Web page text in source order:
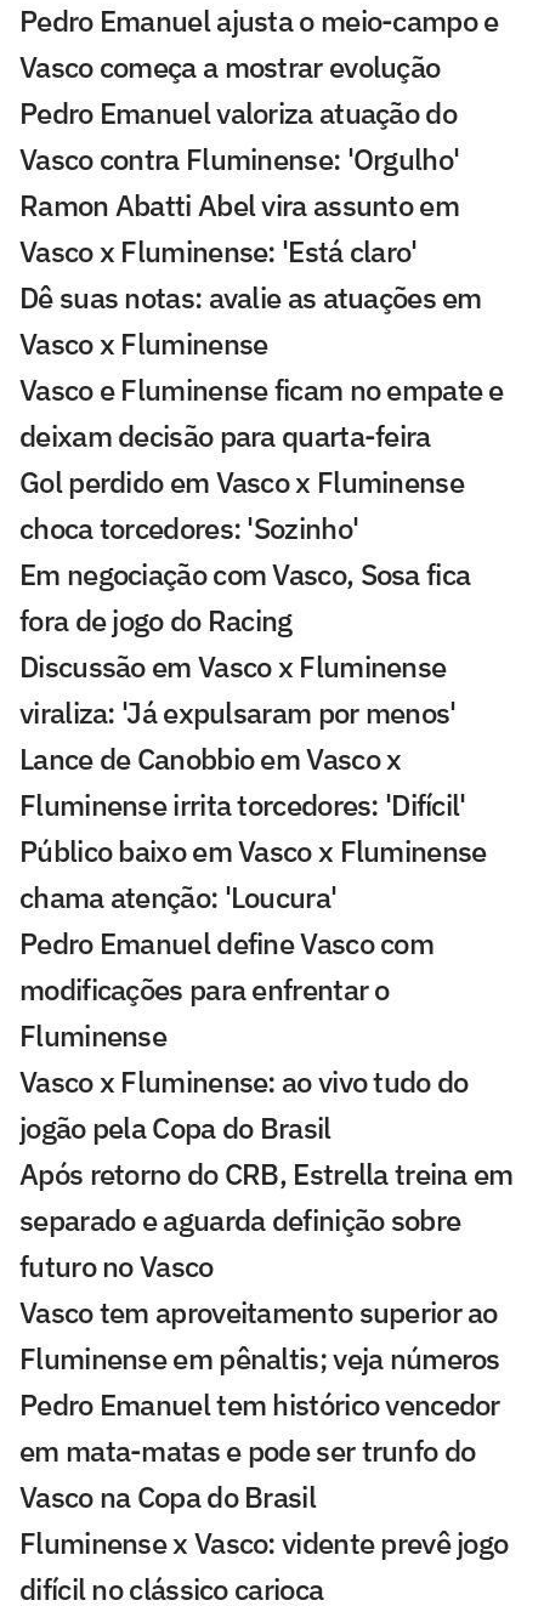
Pedro Emanuel ajusta o meio-campo e
Vasco começa a mostrar evolução
Pedro Emanuel valoriza atuação do
Vasco contra Fluminense: 'Orgulho'
Ramon Abatti Abel vira assunto em
Vasco x Fluminense: 'Está claro'
Dê suas notas: avalie as atuações em
Vasco x Fluminense
Vasco e Fluminense ficam no empate e
deixam decisão para quarta-feira
Gol perdido em Vasco x Fluminense
choca torcedores: 'Sozinho'
Em negociação com Vasco, Sosa fica
fora de jogo do Racing
Discussão em Vasco x Fluminense
viraliza: 'Já expulsaram por menos'
Lance de Canobbio em Vasco x
Fluminense irrita torcedores: 'Difícil'
Público baixo em Vasco x Fluminense
chama atenção: 'Loucura'
Pedro Emanuel define Vasco com
modificações para enfrentar o
Fluminense
Vasco x Fluminense: ao vivo tudo do
jogão pela Copa do Brasil
Após retorno do CRB, Estrella treina em
separado e aguarda definição sobre
futuro no Vasco
Vasco tem aproveitamento superior ao
Fluminense em pênaltis; veja números
Pedro Emanuel tem histórico vencedor
em mata-matas e pode ser trunfo do
Vasco na Copa do Brasil
Fluminense x Vasco: vidente prevê jogo
difícil no clássico carioca